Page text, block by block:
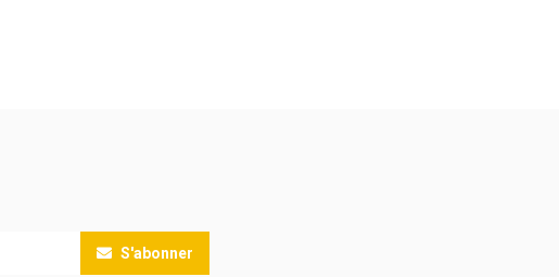
S'abonner